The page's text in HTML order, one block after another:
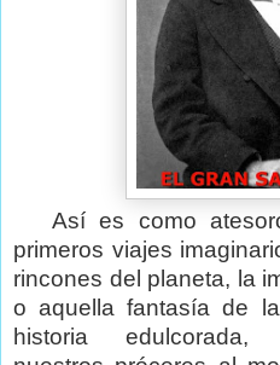
Así es como
primeros viajes
rincones del planeta, la
o aquella fantasía de
historia edulcorada,